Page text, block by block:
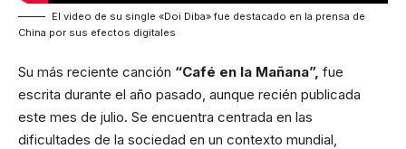
El video de su single «Doi Diba» fue destacado en la prensa de
China por sus efectos digitales
Su más reciente canción “Café en la Mañana”, fue
escrita durante el año pasado, aunque recién publicada
este mes de julio. Se encuentra centrada en las
dificultades de la sociedad en un contexto mundial,